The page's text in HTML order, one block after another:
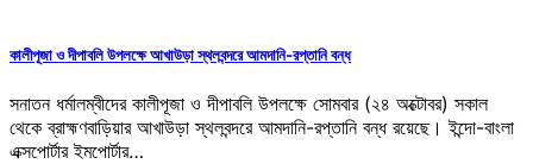
কালীপূজা ও দীপাবলি উপলক্ষে আখাউড়া স্থলবন্দরে আমদানি-রপ্তানি বন্ধ
সনাতন ধর্মালম্বীদের কালীপূজা ও দীপাবলি উপলক্ষে সোমবার (২৪ অক্টোবর) সকাল
থেকে ব্রাহ্মণবাড়িয়ার আখাউড়া স্থলবন্দরে আমদানি-রপ্তানি বন্ধ রয়েছে। ইন্দো-বাংলা
এক্সপোর্টার ইমপোর্টার…